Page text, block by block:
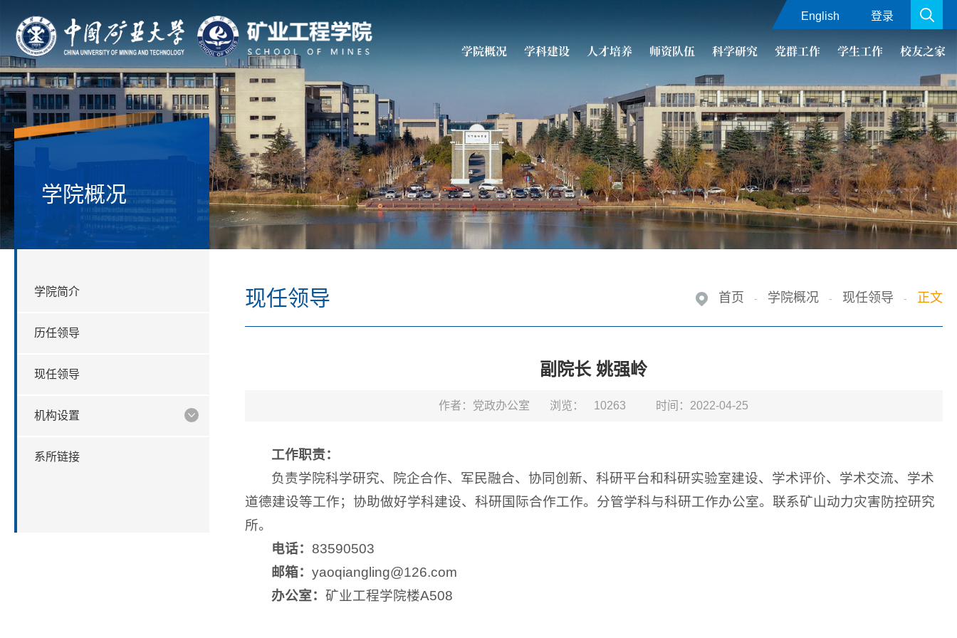
English 登录
学院概况 学科建设 人才培养 师资队伍 科学研究 党群工作 学生工作 校友之家
学院概况
学院简介
历任领导
现任领导
机构设置
系所链接
现任领导 首页 - 学院概况 - 现任领导 - 正文
副院长 姚强岭
作者：党政办公室 浏览： 10263 时间：2022-04-25
工作职责：
负责学院科学研究、院企合作、军民融合、协同创新、科研平台和科研实验室建设、学术评价、学术交流、学术
道德建设等工作；协助做好学科建设、科研国际合作工作。分管学科与科研工作办公室。联系矿山动力灾害防控研究
所。
电话：83590503
邮箱：yaoqiangling@126.com
办公室：矿业工程学院楼A508